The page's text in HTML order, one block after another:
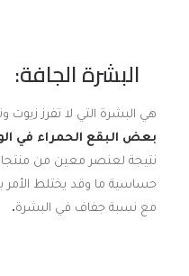
البشرة الجافة:
هي البشرة التي لا تفرز زيوت
بعض البقع الحمراء في
نتيجة لعنصر معين من
حساسية ما وقد يختلط الأمر
مع نسبة جفاف في البشرة.